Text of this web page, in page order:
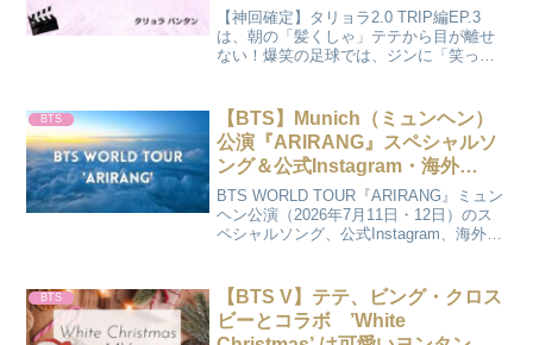
とは？（2026/05/05）
【神回確定】タリョラ2.0 TRIP編EP.3
は、朝の「髪くしゃ」テテから目が離せ
ない！爆笑の足球では、ジンに「笑っ
での瓦書き…。笑いと感動の全記録をブ
ログでチェックして、推し活をもっと楽
しく！
BTS
【BTS】Munich（ミュンヘン）
公演『ARIRANG』スペシャルソ
ング＆公式Instagram・海外
ARMYファンカメまとめ【随時更
新】
BTS WORLD TOUR『ARIRANG』ミュン
ヘン公演（2026年7月11日・12日）のス
ペシャルソング、公式Instagram、海外
バッハでの川遊び、SUGAのハイキング
など現地エピソードをまとめて紹介。
【随時更新】
BTS
【BTS V】テテ、ビング・クロス
ビーとコラボ ’White